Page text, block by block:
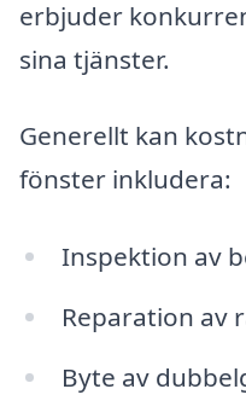
erbjuder
sina tjänster.
Generellt kan
fönster inkludera:
Inspektion av
Reparation av
Byte av